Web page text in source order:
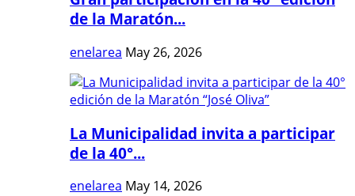
de la Maratón...
enelarea May 26, 2026
La Municipalidad invita a participar
de la 40°...
enelarea May 14, 2026